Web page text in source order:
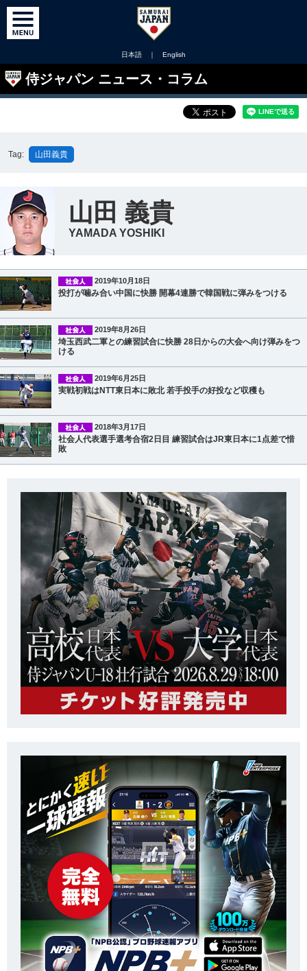
日本語 ｜ English
侍ジャパン ニュース・コラム
Tag: 山田義貴
山田 義貴
YAMADA YOSHIKI
2019年10月18日
投打が噛み合い中国に快勝 開幕4連勝で韓国戦に弾みをつける
2019年8月26日
埼玉西武二軍との練習試合に快勝 28日からの大会へ向け弾みをつ
ける
2019年6月25日
実戦初戦はNTT東日本に敗北 若手投手の好投など収穫も
2018年3月17日
社会人代表選手選考合宿2日目 練習試合はJR東日本に1点差で惜
敗